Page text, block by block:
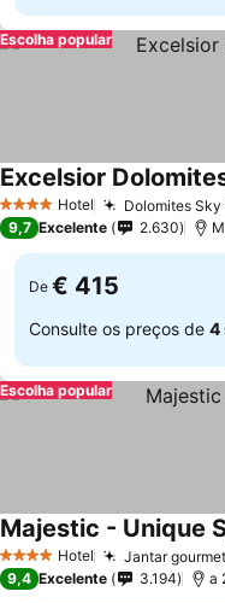
Escolha popular
4 EstrelasHotel Dolomites
Excelsior
9,7 Excelente 2.630
De € 415
Consulte os preços de 4
Escolha popular
4 EstrelasHotel Jantar
Majestic - Unique
9,4 Excelente 3.194 a